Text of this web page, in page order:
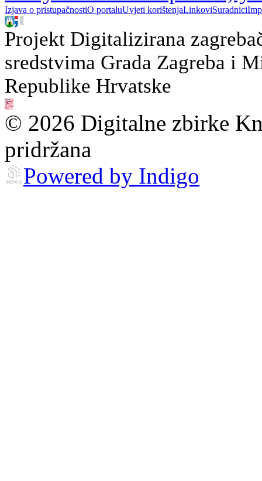
Izjava o pristupačnostiO portaluUvjeti korištenjaLinkoviSuradnici
Projekt Digitalizirana
sredstvima Grada Zagreba i
Republike Hrvatske
© 2026 Digitalne zbirke
pridržana
Powered by Indigo